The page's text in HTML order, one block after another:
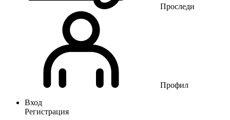
Проследи
Профил
Вход
Регистрация